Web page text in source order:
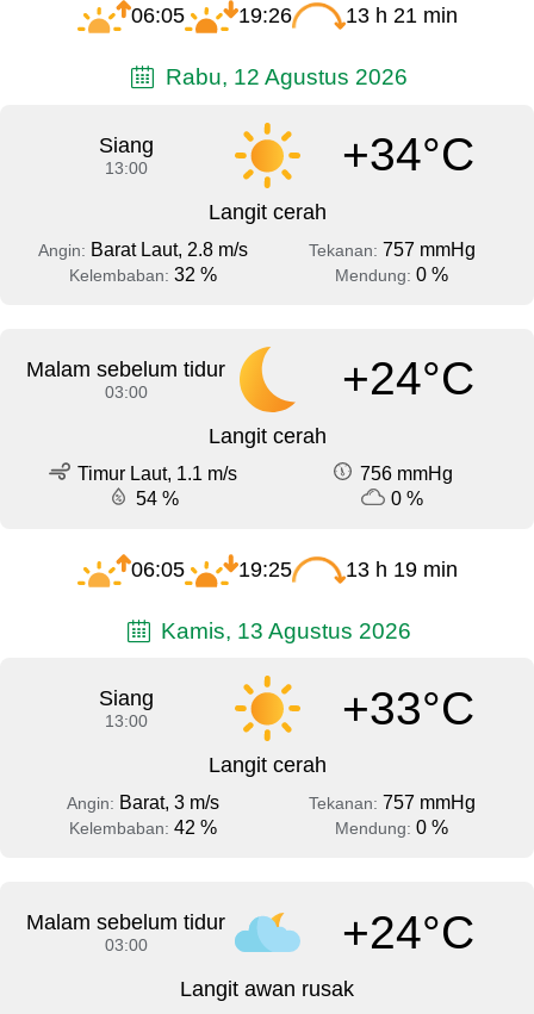
06:05 19:26 13 h 21 min
Rabu, 12 Agustus 2026
Siang
13:00 +34°C
Langit cerah
Angin: Barat Laut, 2.8 m/s Tekanan: 757 mmHg
Kelembaban: 32 % Mendung: 0 %
Malam sebelum tidur
03:00 +24°C
Langit cerah
Timur Laut, 1.1 m/s
756 mmHg
54 %
0 %
06:05 19:25 13 h 19 min
Kamis, 13 Agustus 2026
Siang
13:00 +33°C
Langit cerah
Angin: Barat, 3 m/s Tekanan: 757 mmHg
Kelembaban: 42 % Mendung: 0 %
Malam sebelum tidur
03:00 +24°C
Langit awan rusak